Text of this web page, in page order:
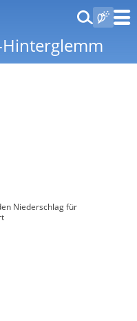
Hinterglemm
Niederschlag für